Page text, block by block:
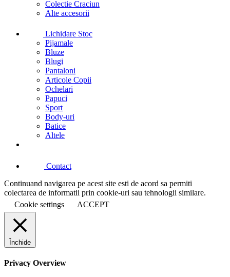
Colectie Craciun
Alte accesorii
Lichidare Stoc
Pijamale
Bluze
Blugi
Pantaloni
Articole Copii
Ochelari
Papuci
Sport
Body-uri
Batice
Altele
Contact
Continuand navigarea pe acest site esti de acord sa permiti
colectarea de informatii prin cookie-uri sau tehnologii similare.
Cookie settings
ACCEPT
Închide
Privacy Overview